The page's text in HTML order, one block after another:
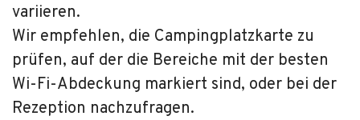
variieren.
Wir empfehlen, die Campingplatzkarte zu
prüfen, auf der die Bereiche mit der besten
Wi-Fi-Abdeckung markiert sind, oder bei der
Rezeption nachzufragen.